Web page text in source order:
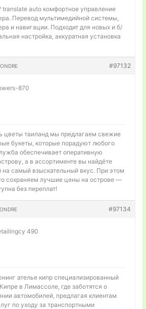
translate auto комфортное управление
Перевод мультимедийной системы,
и навигации. Подходит для новых и б/
настройка, аккуратная установка
#97132
870
цветы таиланд мы предлагаем свежие
букеты, которые порадуют любого
обеспечивает оперативную
а в ассортименте вы найдёте
на самый взыскательный вкус. При этом
сохраняем лучшие цены на острове —
без переплат!
#97134
490
ателье кипр специализированный
в Лимассоле, где заботятся о
автомобилей, предлагая клиентам
по уходу за транспортными